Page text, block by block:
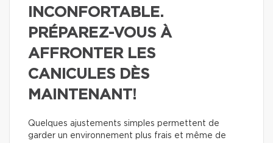
INCONFORTABLE.
PRÉPAREZ-VOUS À
AFFRONTER LES
CANICULES DÈS
MAINTENANT!
Quelques ajustements simples permettent de
garder un environnement plus frais et même de